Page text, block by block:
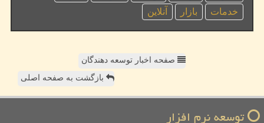
خدمات
بازار آنلاین
صفحه اخبار توسعه دهندگان
بازگشت به صفحه اصلی
توسعه نرم افزار